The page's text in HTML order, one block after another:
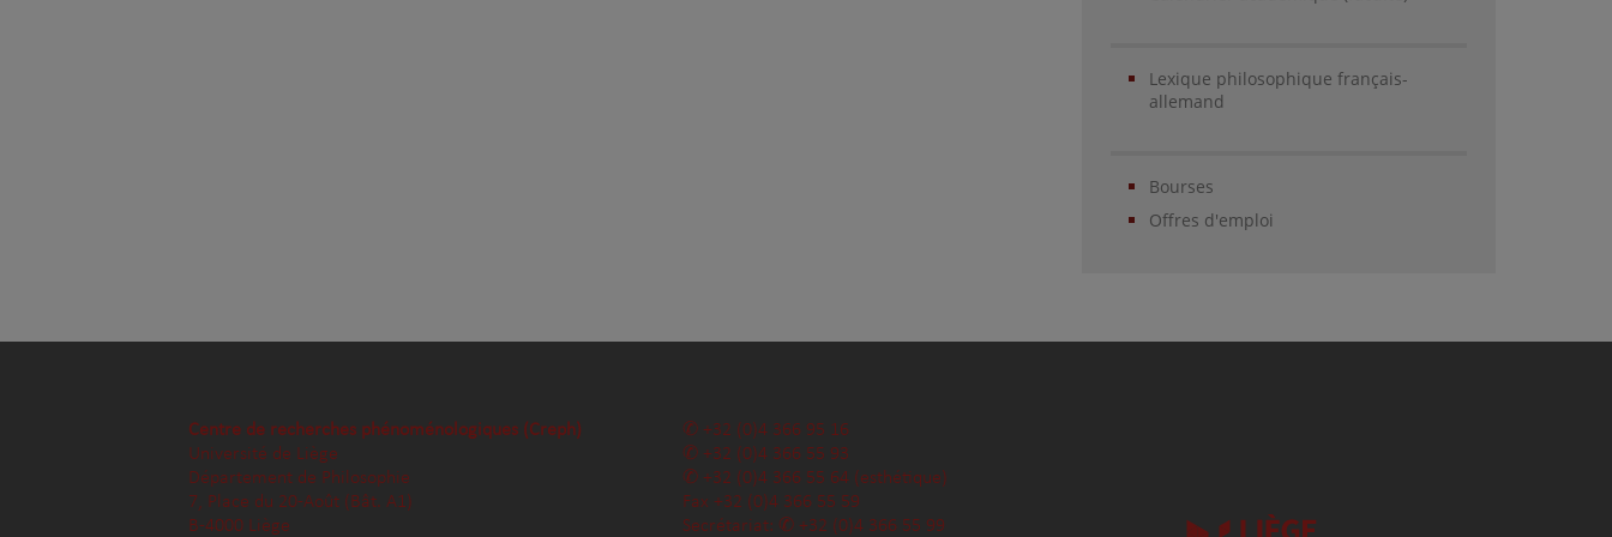
Lexique philosophique français-
allemand
Bourses
Offres d'emploi
Centre de recherches phénoménologiques (Creph)
Université de Liège
Département de Philosophie
7, Place du 20-Août (Bât. A1)
B-4000 Liège
+32 (0)4 366 95 16
+32 (0)4 366 55 93
+32 (0)4 366 55 64 (esthétique)
Fax +32 (0)4 366 55 59
Secrétariat:
+32 (0)4 366 55 99